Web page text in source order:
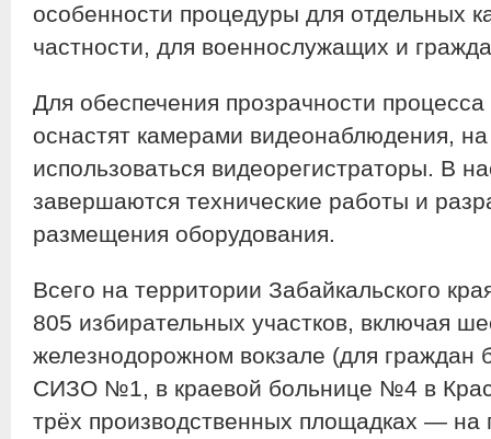
особенности процедуры для отдельных
частности, для военнослужащих и
Для обеспечения прозрачности
оснастят камерами видеонаблюдения,
использоваться видеорегистраторы. В
завершаются технические работы и
размещения оборудования.
Всего на территории Забайкальского
805 избирательных участков, включая
железнодорожном вокзале (для граждан
СИЗО №1, в краевой больнице №4 в
трёх производственных площадках — на